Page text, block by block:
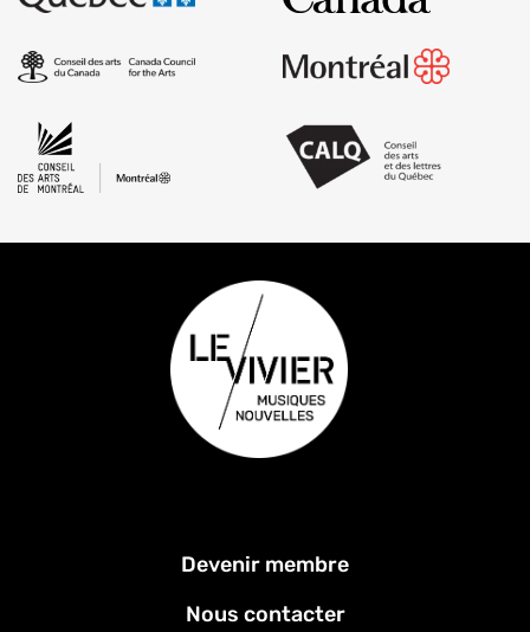
Devenir membre
Nous contacter